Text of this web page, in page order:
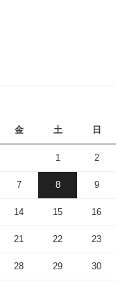
金 土 日
1 2
7 8 9
14 15 16
21 22 23
28 29 30